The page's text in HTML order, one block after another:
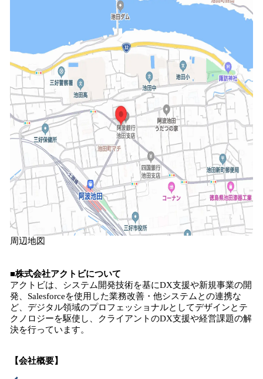
周辺地図
■株式会社アクトビについて
アクトビは、システム開発技術を基にDX支援や新規事業の開
発、Salesforceを使用した業務改善・他システムとの連携な
ど、デジタル領域のプロフェッショナルとしてデザインとテ
クノロジーを駆使し、クライアントのDX支援や経営課題の解
決を行っています。
【会社概要】